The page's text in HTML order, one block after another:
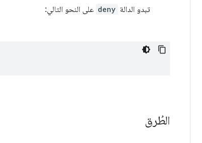
تبدو الدالة deny على النحو التالي:
الطُرق